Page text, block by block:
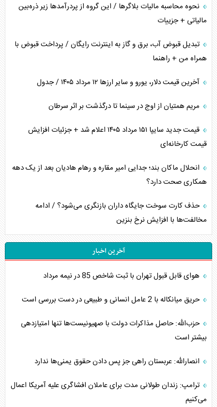
نحوه محاسبه مالیات بلاگر‌ها / این گروه از پردرآمد‌ها زیر ذره‌بین
مالیاتی + جزییات
تبدیل قبوض آب، برق و گاز به اینترنت رایگان / پرداخت قبوض با
همراه من + راهنما
آخرین قیمت دلار، یورو و سایر ارز‌ها ۱۲ مرداد ۱۴۰۵ / جدول
مریم همتیان از اوج در سینما تا درگذشت بر اثر سرطان
قیمت جدید سایپا ۱۵۱ مرداد ۱۴۰۵ اعلام شد + جزئیات افزایش
قیمت کارخانه‌ای
انحلال ماکان بند؛ جدایی امیر مقاره و رهام هادیان بعد از یک دهه
همکاری صحت دارد؟
حذف کارت سوخت جایگاه داران بازنگری می‌شود؟ / ادامه
مخالفت‌ها با افزایش نرخ بنزین
آخرین اخبار
هوای قابل قبول تهران با ثبت شاخص 85 در نیمه مرداد
حریق میانکاله با 2 عامل انسانی و طبیعی در دست بررسی است
حزب‌الله: حاصل مذاکرات دولت با صهیونیست‌ها تنها امتیازدهی‌
بیشتر است
انصارالله: عربستان راهی جز پس دادن حقوق یمنی‌ها ندارد
ترامپ: زندان طولانی مدت برای عاملان افشاگری‌ علیه آمریکا اعمال
می‌کنیم